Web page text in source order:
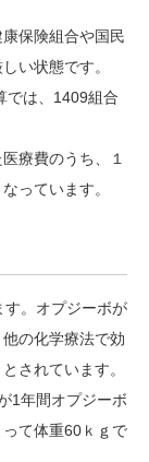
保険組合や国民
い状態です。
では、1409組合
療費のうち、１
っています。
す。オプジーボが
の化学療法で効
されています。
1年間オプジーボ
て体重60ｋｇで